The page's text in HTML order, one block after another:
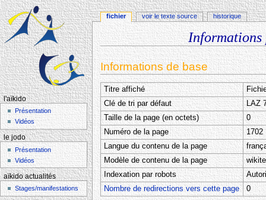
Aller à : navigation,rechercher
Informations de base
Titre affiché
Clé de tri par défaut
LAZ
Taille de la page (en octets)
0
Numéro de la page
1702
Langue du contenu de la page
Modèle de contenu de la page
Indexation par robots
Nombre de redirections vers cette page
0
fichier voir le texte source historique
l'aïkido
Présentation
Vidéos
le jodo
Présentation
Vidéos
aïkido actualités
Stages/manifestations